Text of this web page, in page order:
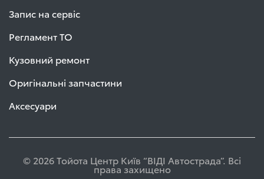
Запис на сервіс
Регламент ТО
Кузовний ремонт
Оригінальні запчастини
Аксесуари
© 2026 Тойота Центр Київ “ВІДІ Автострада”. Всі
права захищено